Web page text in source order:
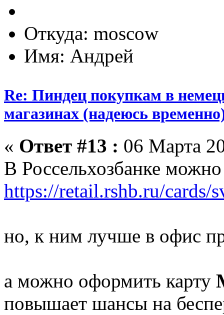
Откуда: moscow
Имя: Андрей
Re: Пиндец покупкам в
магазинах (надеюсь
« Ответ #13 : 06 Марта
В Россельхозбанке
https://retail.rshb.ru/cards/
но, к ним лучше в офис
а можно оформить карту
повышает шансы на